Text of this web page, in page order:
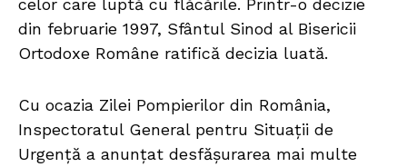
celor care luptă cu flăcările. Printr-o decizie
din februarie 1997, Sfântul Sinod al Bisericii
Ortodoxe Române ratifică decizia luată.
Cu ocazia Zilei Pompierilor din România,
Inspectoratul General pentru Situații de
Urgență a anunțat desfășurarea mai multe